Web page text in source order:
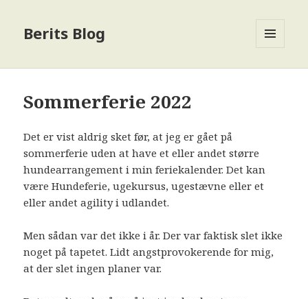
Berits Blog
Sommerferie 2022
Det er vist aldrig sket før, at jeg er gået på
sommerferie uden at have et eller andet større
hundearrangement i min feriekalender. Det kan
være Hundeferie, ugekursus, ugestævne eller et
eller andet agility i udlandet.
Men sådan var det ikke i år. Der var faktisk slet ikke
noget på tapetet. Lidt angstprovokerende for mig,
at der slet ingen planer var.